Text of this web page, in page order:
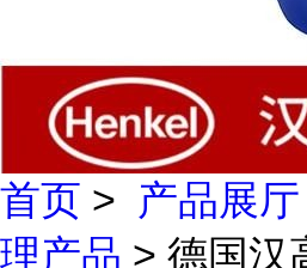
首页 > 产品展厅
理产品 > 德国汉